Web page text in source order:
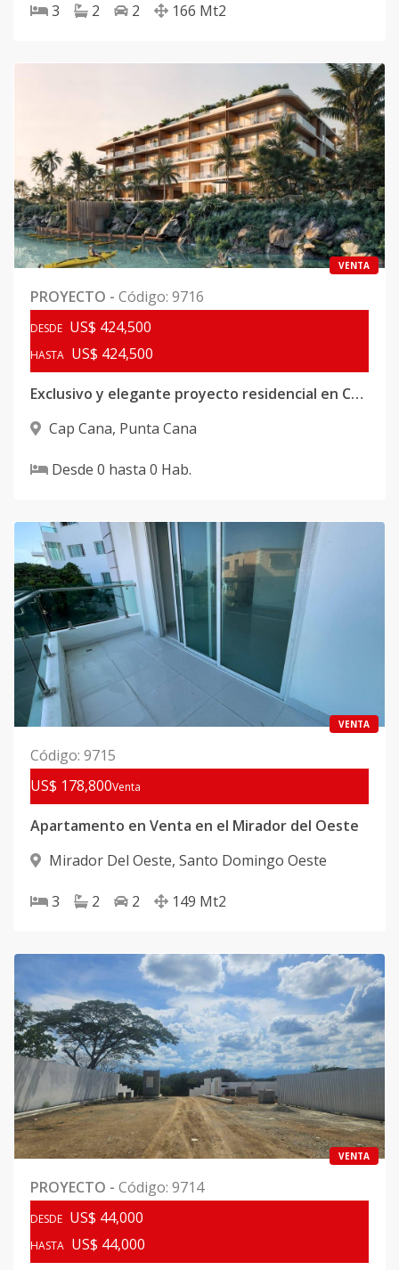
3 2 2 166 Mt2
VENTA
PROYECTO - Código: 9716
DESDE US$ 424,500
HASTA US$ 424,500
Exclusivo y elegante proyecto residencial en Cap Cana.
Cap Cana, Punta Cana
Desde 0 hasta 0 Hab.
VENTA
Código: 9715
US$ 178,800Venta
Apartamento en Venta en el Mirador del Oeste
Mirador Del Oeste, Santo Domingo Oeste
3 2 2 149 Mt2
VENTA
PROYECTO - Código: 9714
DESDE US$ 44,000
HASTA US$ 44,000